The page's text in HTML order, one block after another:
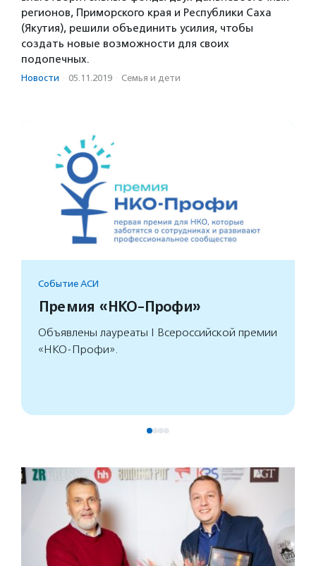
регионов, Приморского края и Республики Саха
(Якутия), решили объединить усилия, чтобы
создать новые возможности для своих
подопечных.
Новости · 05.11.2019 · Семья и дети
Событие АСИ
Премия «НКО-Профи»
Объявлены лауреаты I Всероссийской премии
«НКО-Профи».